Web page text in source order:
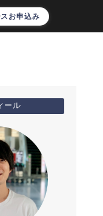
お申込み
ール